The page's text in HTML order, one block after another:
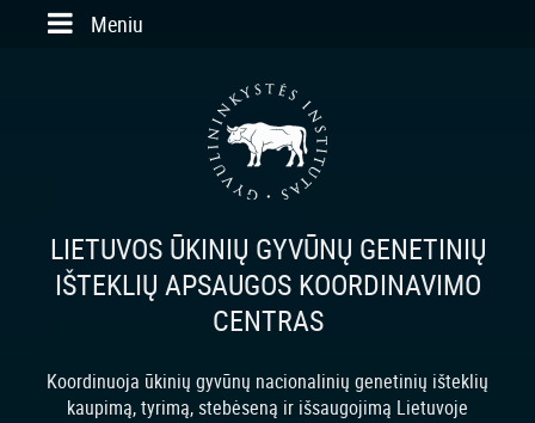
Skip to main content
Meniu
LIETUVOS ŪKINIŲ GYVŪNŲ GENETINIŲ
IŠTEKLIŲ APSAUGOS KOORDINAVIMO
CENTRAS
Koordinuoja ūkinių gyvūnų nacionalinių genetinių išteklių
kaupimą, tyrimą, stebėseną ir išsaugojimą Lietuvoje